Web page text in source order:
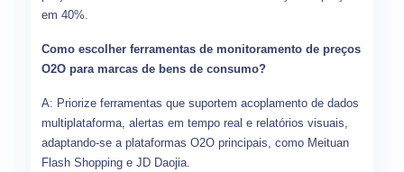
em 40%.
Como escolher ferramentas de monitoramento de preços
O2O para marcas de bens de consumo?
A: Priorize ferramentas que suportem acoplamento de dados
multiplataforma, alertas em tempo real e relatórios visuais,
adaptando-se a plataformas O2O principais, como Meituan
Flash Shopping e JD Daojia.